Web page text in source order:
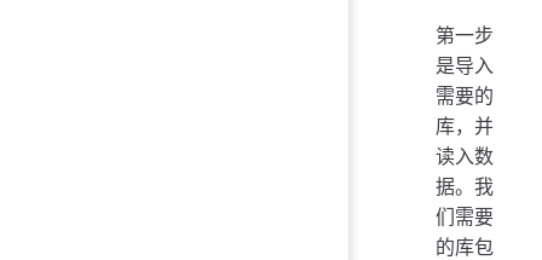
第一步
是导入
需要的
库，并
读入数
据。我
们需要
的库包